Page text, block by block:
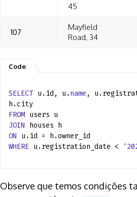
45
107
Mayfield
Road, 34
SELECT u.id, u.name ,
h.city
FROM users u
JOIN houses h
ON u.id = h.owner_id
WHERE u.registration_date <
Observe que temos condições